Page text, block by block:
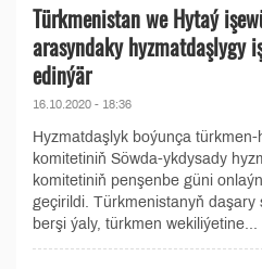
Türkmenistan we Hytaý
arasyndaky hyzmatdaşlygy
edinýär
16.10.2020 - 18:36
Hyzmatdaşlyk boýunça
komitetiniň Söwda-ykdysady
komitetiniň penşenbe güni
geçirildi. Türkmenistanyň
berşi ýaly, türkmen wekiliýetine...